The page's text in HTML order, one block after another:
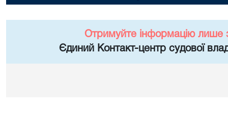
Отримуйте інформацію лише
Єдиний Контакт-центр судової